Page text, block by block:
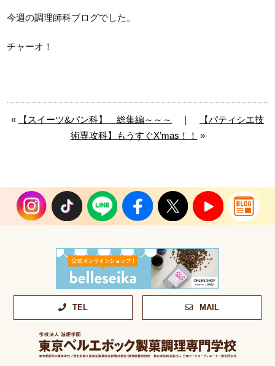
今週の調理師科ブログでした。
チャーオ！
« 【スイーツ&パン科】 総集編～～～
【パティシエ技
術専攻科】もうすぐX’mas！！
»
TEL MAIL